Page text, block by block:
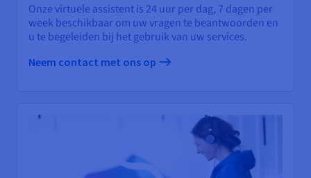
Onze virtuele assistent is 24 uur per dag, 7 dagen per
week beschikbaar om uw vragen te beantwoorden en
u te begeleiden bij het gebruik van uw services.
Neem contact met ons op